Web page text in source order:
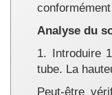
Analyse du
1. Introduire
tube. La
Peut-être